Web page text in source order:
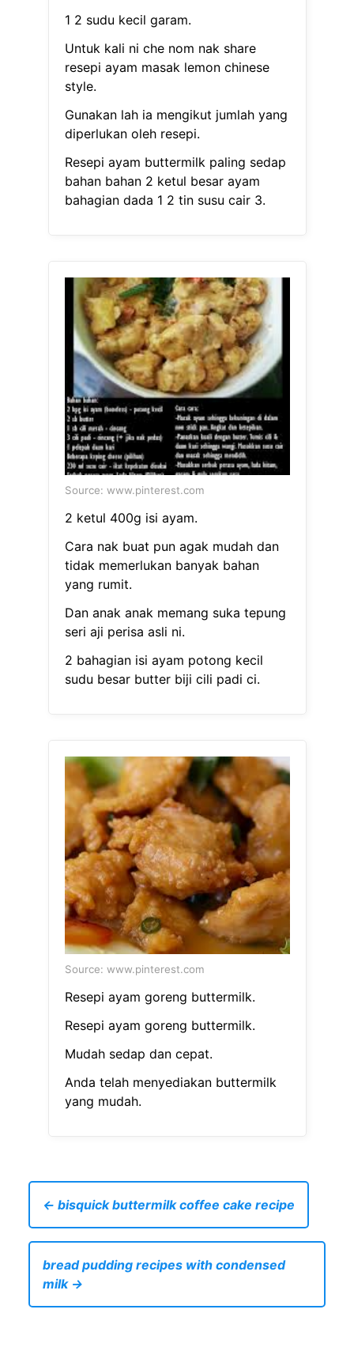
1 2 sudu kecil garam.
Untuk kali ni che nom nak share
resepi ayam masak lemon chinese
style.
Gunakan lah ia mengikut jumlah yang
diperlukan oleh resepi.
Resepi ayam buttermilk paling sedap
bahan bahan 2 ketul besar ayam
bahagian dada 1 2 tin susu cair 3.
Source: www.pinterest.com
2 ketul 400g isi ayam.
Cara nak buat pun agak mudah dan
tidak memerlukan banyak bahan
yang rumit.
Dan anak anak memang suka tepung
seri aji perisa asli ni.
2 bahagian isi ayam potong kecil
sudu besar butter biji cili padi ci.
Source: www.pinterest.com
Resepi ayam goreng buttermilk.
Resepi ayam goreng buttermilk.
Mudah sedap dan cepat.
Anda telah menyediakan buttermilk
yang mudah.
← bisquick buttermilk coffee cake recipe
bread pudding recipes with condensed
milk →